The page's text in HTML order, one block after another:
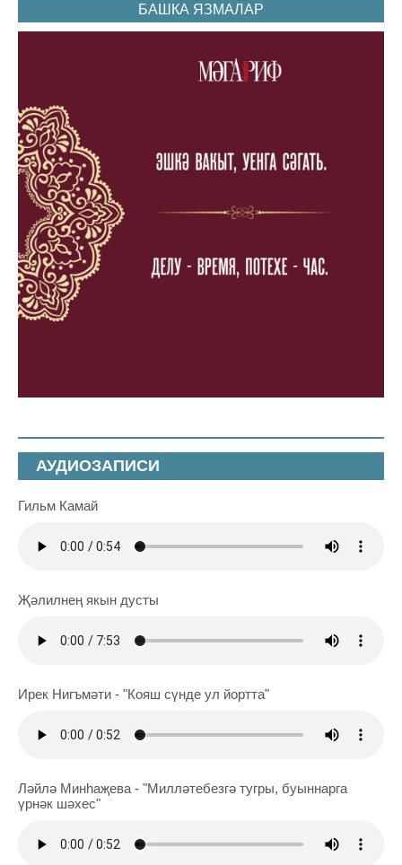
БАШКА ЯЗМАЛАР
АУДИОЗАПИСИ
Гильм Камай
Җәлилнең якын дусты
Ирек Нигъмәти - "Кояш сүнде ул йортта"
Ләйлә Минһаҗева - "Милләтебезгә тугры, буыннарга
үрнәк шәхес"